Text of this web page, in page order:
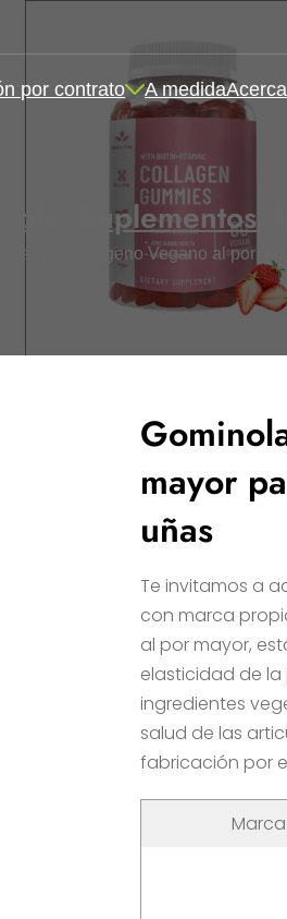
por contrato A medida
Suplementos
de Colágeno Vegano al por
mayor
uñas
Te invitamos a
con marca
al por mayor,
elasticidad de la
ingredientes
salud de las
fabricación por
Marca